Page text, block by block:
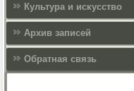
Культура и искусcтво
Архив записей
Обратная связь